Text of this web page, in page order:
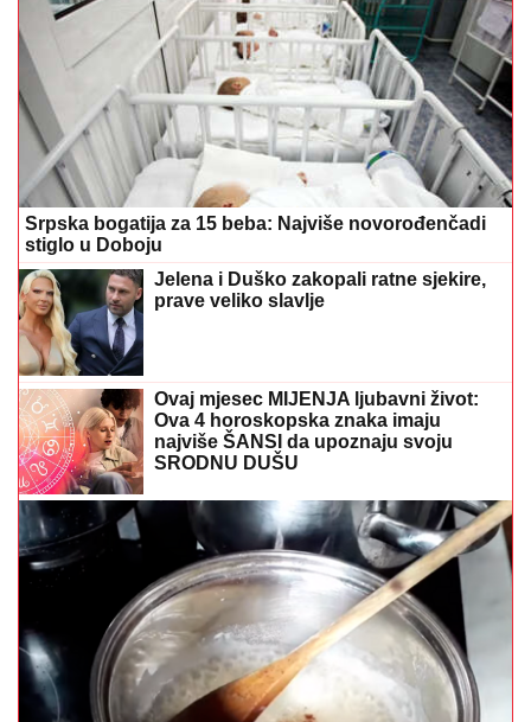
Srpska bogatija za 15 beba: Najviše novorođenčadi
stiglo u Doboju
Jelena i Duško zakopali ratne sjekire,
prave veliko slavlje
Ovaj mjesec MIJENJA ljubavni život:
Ova 4 horoskopska znaka imaju
najviše ŠANSI da upoznaju svoju
SRODNU DUŠU